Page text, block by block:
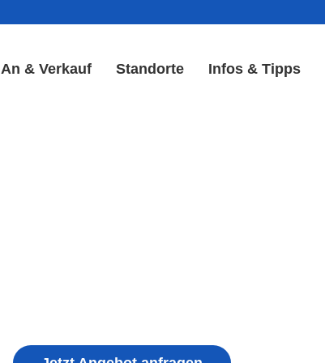
An & Verkauf Standorte Infos & Tipps